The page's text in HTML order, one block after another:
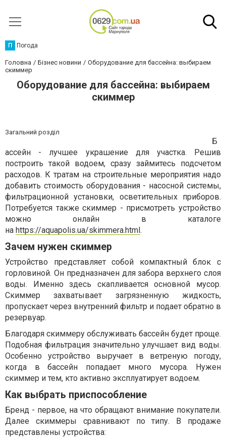
П Погода
Головна Бізнес новини
Оборудование для бассейна: выбираем
скиммер
Оборудование для бассейна: выбираем
скиммер
Загальний розділ
Б
ассейн - лучшее украшение для участка. Решив
построить такой водоем, сразу займитесь подсчетом
расходов. К тратам на строительные мероприятия надо
добавить стоимость оборудования - насосной системы,
фильтрационной установки, осветительных приборов.
Потребуется также скиммер - присмотреть устройство
можно онлайн в каталоге
на https://aquapolis.ua/skimmera.html.
Зачем нужен скиммер
Устройство представляет собой компактный блок с
горловиной. Он предназначен для забора верхнего слоя
воды. Именно здесь скапливается основной мусор.
Скиммер захватывает загрязненную жидкость,
пропускает через внутренний фильтр и подает обратно в
резервуар.
Благодаря скиммеру обслуживать бассейн будет проще.
Подобная фильтрация значительно улучшает вид воды.
Особенно устройство выручает в ветреную погоду,
когда в бассейн попадает много мусора. Нужен
скиммер и тем, кто активно эксплуатирует водоем.
Как выбрать приспособление
Бренд - первое, на что обращают внимание покупатели.
Далее скиммеры сравнивают по типу. В продаже
представлены устройства: